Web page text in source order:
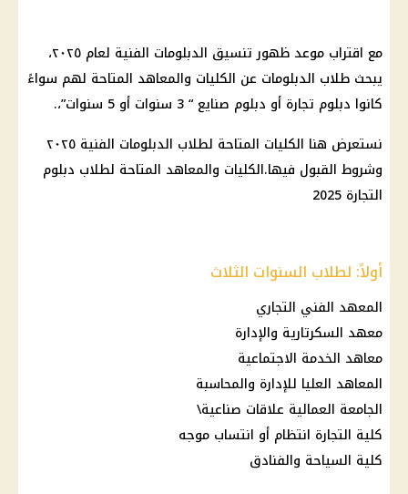
مع اقتراب موعد ظهور تنسيق الدبلومات الفنية لعام ٢٠٢٥،
يبحث طلاب الدبلومات عن الكليات والمعاهد المتاحة لهم سواءً
كانوا دبلوم تجارة أو دبلوم صنايع “ 3 سنوات أو 5 سنوات”،.
نستعرض هنا الكليات المتاحة لطلاب الدبلومات الفنية ٢٠٢٥
وشروط القبول فيها.الكليات والمعاهد المتاحة لطلاب دبلوم
التجارة 2025
أولاً: لطلاب السنوات الثلاث
المعهد الفني التجاري
معهد السكرتارية والإدارة
معاهد الخدمة الاجتماعية
المعاهد العليا للإدارة والمحاسبة
الجامعة العمالية علاقات صناعية\
كلية التجارة انتظام أو انتساب موجه
كلية السياحة والفنادق